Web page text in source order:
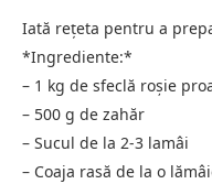
Iată rețeta pentru a
*Ingrediente:*
– 1 kg de sfeclă roșie
– 500 g de zahăr
– Sucul de la 2-3 lamâi
– Coaja rasă de la o